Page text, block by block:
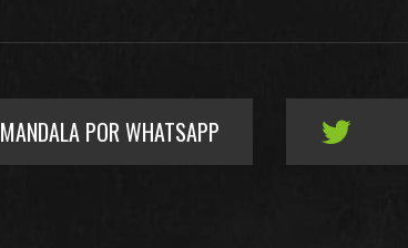
MANDALA POR WHATSAPP